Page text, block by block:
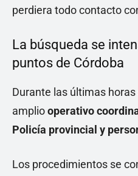
perdiera todo contacto
La búsqueda se
puntos de Córdoba
Durante las últimas
ampliooperativo
Policía provincial y
Los procedimientos se